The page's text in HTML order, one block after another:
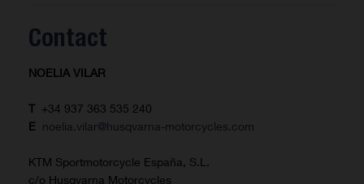
Contact
NOELIA VILAR
T +34 937 363 535 240
E noelia.vilar@husqvarna-motorcycles.com
KTM Sportmotorcycle España, S.L.
c/o Husqvarna Motorcycles